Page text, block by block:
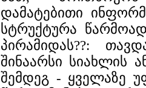
დამატებითი
სტრუქტურა
პირამიდას??:
შინაარსი სიახლის
შემდეგ - ყველაზე